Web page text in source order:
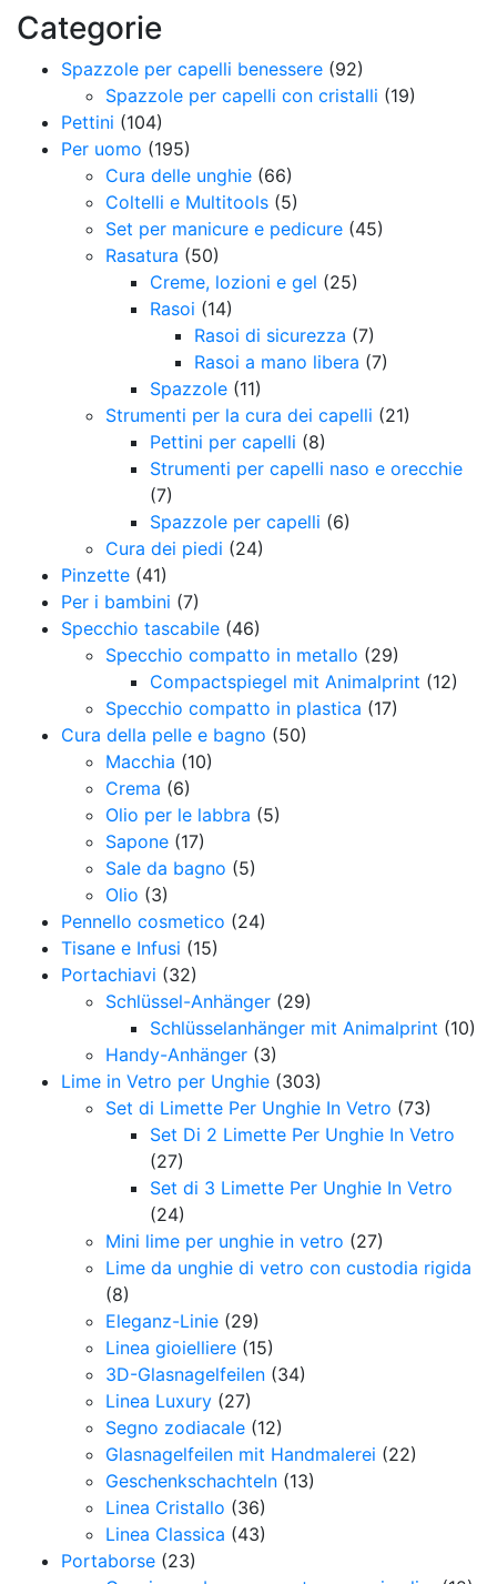
Categorie
Spazzole per capelli benessere (92)
Spazzole per capelli con cristalli (19)
Pettini (104)
Per uomo (195)
Cura delle unghie (66)
Coltelli e Multitools (5)
Set per manicure e pedicure (45)
Rasatura (50)
Creme, lozioni e gel (25)
Rasoi (14)
Rasoi di sicurezza (7)
Rasoi a mano libera (7)
Spazzole (11)
Strumenti per la cura dei capelli (21)
Pettini per capelli (8)
Strumenti per capelli naso e orecchie
(7)
Spazzole per capelli (6)
Cura dei piedi (24)
Pinzette (41)
Per i bambini (7)
Specchio tascabile (46)
Specchio compatto in metallo (29)
Compactspiegel mit Animalprint (12)
Specchio compatto in plastica (17)
Cura della pelle e bagno (50)
Macchia (10)
Crema (6)
Olio per le labbra (5)
Sapone (17)
Sale da bagno (5)
Olio (3)
Pennello cosmetico (24)
Tisane e Infusi (15)
Portachiavi (32)
Schlüssel-Anhänger (29)
Schlüsselanhänger mit Animalprint (10)
Handy-Anhänger (3)
Lime in Vetro per Unghie (303)
Set di Limette Per Unghie In Vetro (73)
Set Di 2 Limette Per Unghie In Vetro
(27)
Set di 3 Limette Per Unghie In Vetro
(24)
Mini lime per unghie in vetro (27)
Lime da unghie di vetro con custodia rigida
(8)
Eleganz-Linie (29)
Linea gioielliere (15)
3D-Glasnagelfeilen (34)
Linea Luxury (27)
Segno zodiacale (12)
Glasnagelfeilen mit Handmalerei (22)
Geschenkschachteln (13)
Linea Cristallo (36)
Linea Classica (43)
Portaborse (23)